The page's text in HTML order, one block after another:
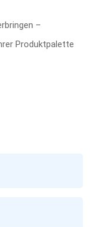
–
Produktpalette